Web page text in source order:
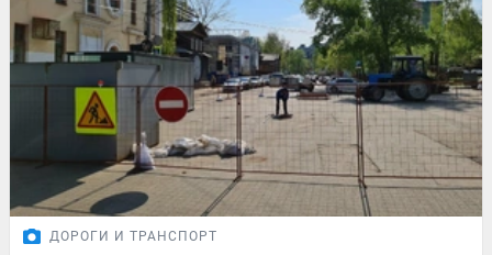
ДОРОГИ И ТРАНСПОРТ